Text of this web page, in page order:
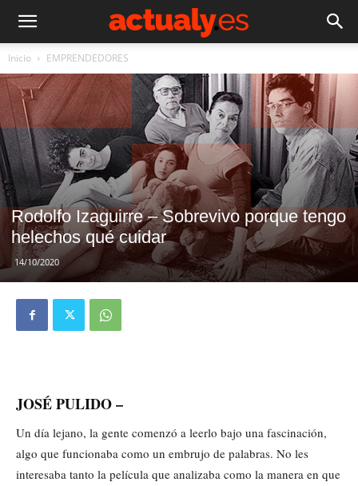
Inicio EMPRENDEDORES
Rodolfo Izaguirre – Sobrevivo porque tengo
helechos qué cuidar
14/10/2020
JOSÉ PULIDO –
Un día lejano, la gente comenzó a leerlo bajo una fascinación,
algo que funcionaba como un embrujo de palabras. No les
interesaba tanto la película que analizaba como la manera en que